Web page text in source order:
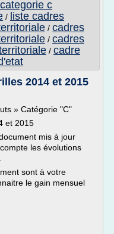
c
/ liste cadres
/ cadres
/ cadres
/ cadre
2014 et 2015
» Catégorie "C"
et 2015
mis à jour
les évolutions
sont à votre
le gain mensuel